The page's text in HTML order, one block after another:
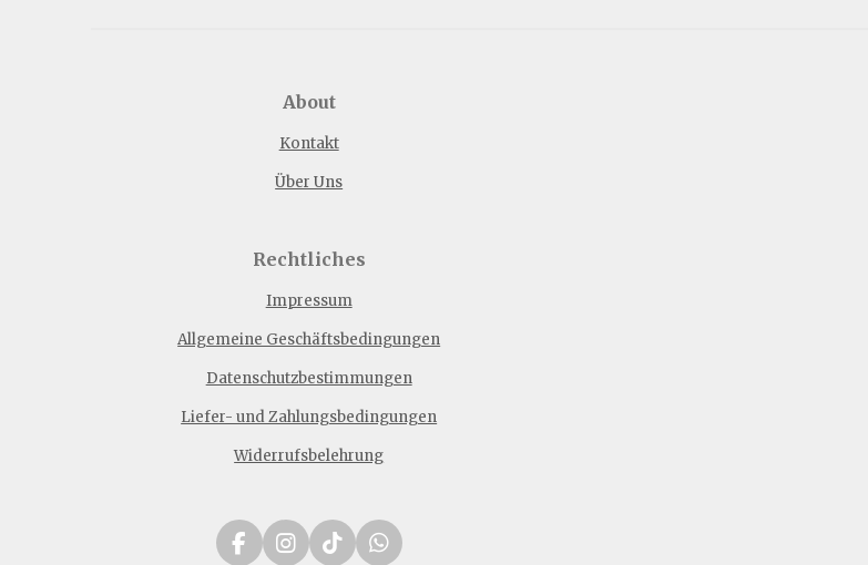
About
Kontakt
Über Uns
Rechtliches
Impressum
Allgemeine Geschäftsbedingungen
Datenschutzbestimmungen
Liefer- und Zahlungsbedingungen
Widerrufsbelehrung
F
I
T
W